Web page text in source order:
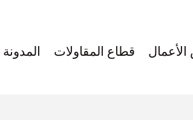
قطاع المقاولات المدونة